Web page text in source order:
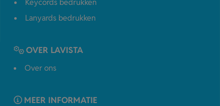
Keycords bedrukken
Lanyards bedrukken
OVER LAVISTA
Over ons
MEER INFORMATIE